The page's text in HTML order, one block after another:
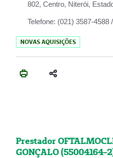
802, Centro, Niterói,
Telefone: (021) 3587-4588
NOVAS AQUISIÇÕES
Prestador
GONÇALO (55004164-